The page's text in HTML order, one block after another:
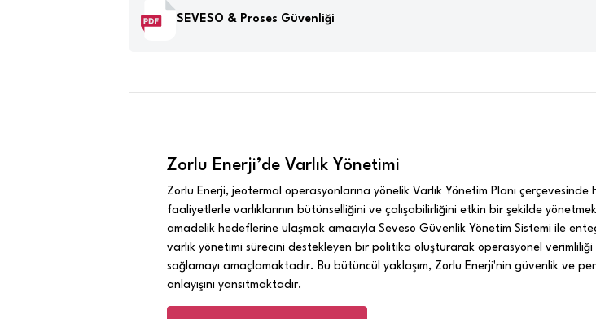
SEVESO & Proses Güvenliği
Zorlu Enerji’de Varlık Yönetimi
Zorlu Enerji, jeotermal operasyonlarına yönelik Varlık Yönetim Planı
faaliyetlerle varlıklarının bütünselliğini ve çalışabilirliğini etkin bir şekilde
amadelik hedeflerine ulaşmak amacıyla Seveso Güvenlik Yönetim Sistemi ile
varlık yönetimi sürecini destekleyen bir politika oluşturarak operasyonel
sağlamayı amaçlamaktadır. Bu bütüncül yaklaşım, Zorlu Enerji'nin güvenlik ve
anlayışını yansıtmaktadır.